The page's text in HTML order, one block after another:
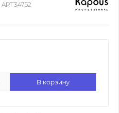
ART34752
В корзину